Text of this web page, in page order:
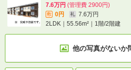
7.6万円 (管理費 2900円)
敷 0円 礼
7.6万円
2LDK｜55.56m²｜1階/2階建
他の写真がないか